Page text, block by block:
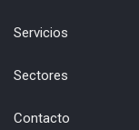
Servicios
Sectores
Contacto